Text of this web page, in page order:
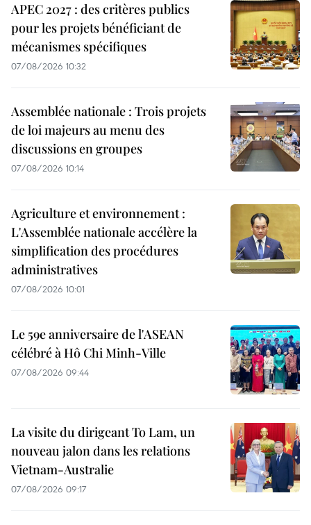
APEC 2027 : des critères publics
pour les projets bénéficiant de
mécanismes spécifiques
07/08/2026 10:32
Assemblée nationale : Trois projets
de loi majeurs au menu des
discussions en groupes
07/08/2026 10:14
Agriculture et environnement :
L'Assemblée nationale accélère la
simplification des procédures
administratives
07/08/2026 10:01
Le 59e anniversaire de l'ASEAN
célébré à Hô Chi Minh-Ville
07/08/2026 09:44
La visite du dirigeant To Lam, un
nouveau jalon dans les relations
Vietnam-Australie
07/08/2026 09:17